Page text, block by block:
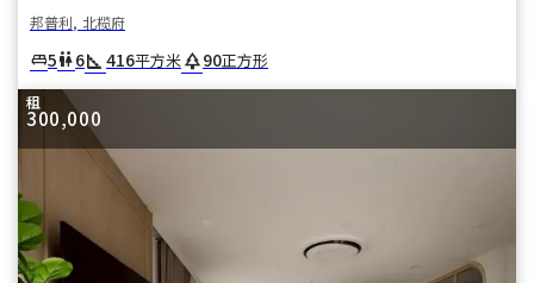
邦普利, 北榄府
king_bed5wc6square_foot 416平方米park90正方形
租
300,000